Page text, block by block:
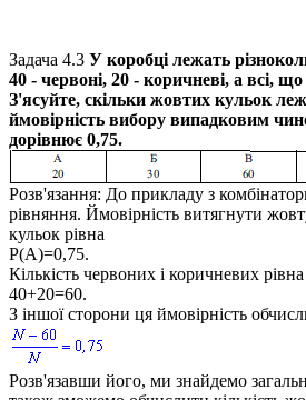
Задача 4.3 У коробці лежать
40 - червоні, 20 - коричневі, а всі,
З'ясуйте, скільки жовтих кульок
ймовірність вибору випадковим
дорівнює 0,75.
Розв'язання: До прикладу з
рівняння. Ймовірність витягнути
кульок рівна
P(A)=0,75.
Кількість червоних і коричневих рівна
40+20=60.
З іншої сторони ця ймовірність
Розв'язавши його, ми знайдемо